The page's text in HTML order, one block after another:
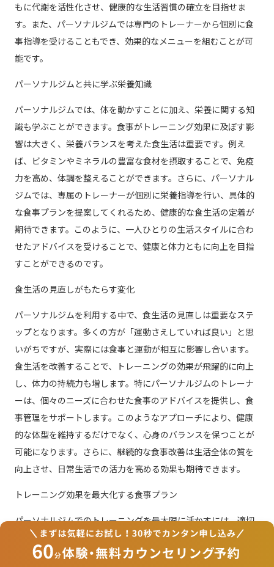
もに代謝を活性化させ、健康的な生活習慣の確立を目指せま
す。また、パーソナルジムでは専門のトレーナーから個別に食
事指導を受けることもでき、効果的なメニューを組むことが可
能です。
パーソナルジムと共に学ぶ栄養知識
パーソナルジムでは、体を動かすことに加え、栄養に関する知
識も学ぶことができます。食事がトレーニング効果に及ぼす影
響は大きく、栄養バランスを考えた食生活は重要です。例え
ば、ビタミンやミネラルの豊富な食材を摂取することで、免疫
力を高め、体調を整えることができます。さらに、パーソナル
ジムでは、専属のトレーナーが個別に栄養指導を行い、具体的
な食事プランを提案してくれるため、健康的な食生活の定着が
期待できます。このように、一人ひとりの生活スタイルに合わ
せたアドバイスを受けることで、健康と体力ともに向上を目指
すことができるのです。
食生活の見直しがもたらす変化
パーソナルジムを利用する中で、食生活の見直しは重要なステ
ップとなります。多くの方が「運動さえしていれば良い」と思
いがちですが、実際には食事と運動が相互に影響し合います。
食生活を改善することで、トレーニングの効果が飛躍的に向上
し、体力の持続力も増します。特にパーソナルジムのトレーナ
ーは、個々のニーズに合わせた食事のアドバイスを提供し、食
事管理をサポートします。このようなアプローチにより、健康
的な体型を維持するだけでなく、心身のバランスを保つことが
可能になります。さらに、継続的な食事改善は生活全体の質を
向上させ、日常生活での活力を高める効果も期待できます。
トレーニング効果を最大化する食事プラン
パーソナルジムでのトレーニングを最大限に活かすには、適切
な食事プランが不可欠です。トレーニング前後に摂取する栄養
素は、筋肉の修復と成長に直結します。例えば、トレーニング